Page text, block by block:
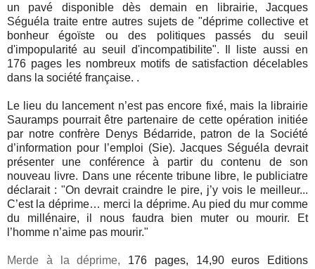
un pavé disponible dès demain en librairie, Jacques
Séguéla traite entre autres sujets de "déprime collective et
bonheur égoïste ou des politiques passés du seuil
d'impopularité au seuil d'incompatibilite". Il liste aussi en
176 pages les nombreux motifs de satisfaction décelables
dans la société française. .
Le lieu du lancement n’est pas encore fixé, mais la librairie
Sauramps pourrait être partenaire de cette opération initiée
par notre confrère Denys Bédarride, patron de la Société
d’information pour l’emploi (Sie). Jacques Séguéla devrait
présenter une conférence à partir du contenu de son
nouveau livre. Dans une récente tribune libre, le publiciatre
déclarait : "On devrait craindre le pire, j’y vois le meilleur...
C’est la déprime… merci la déprime. Au pied du mur comme
du millénaire, il nous faudra bien muter ou mourir. Et
l’homme n’aime pas mourir."
Merde à la déprime, 176 pages, 14,90 euros Editions